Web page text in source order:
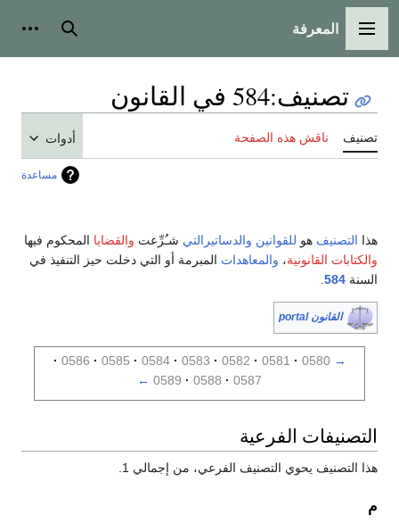
القائمة الرئيسية
المعرفة بحث
تصنيف:584 في القانون
تصنيف ناقش هذه الصفحة أدوات
مساعدة
هذا التصنيف هو للقوانين والدساتيرالتي شـُرِّعت والقضايا المحكوم فيها
والكتابات القانونية، والمعاهدات المبرمة أو التي دخلت حيز التنفيذ في
السنة 584
القانون portal
→
0580
0581
0582
0583
0584
0585
0586
0587
0588
0589
←
التصنيفات الفرعية
هذا التصنيف يحوي التصنيف الفرعي، من إجمالي 1.
م